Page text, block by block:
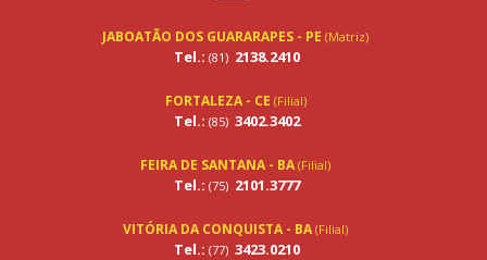
JABOATÃO DOS GUARARAPES - PE (Matriz)
Tel.: (81) 2138.2410
FORTALEZA - CE (Filial)
Tel.: (85) 3402.3402
FEIRA DE SANTANA - BA (Filial)
Tel.: (75) 2101.3777
VITÓRIA DA CONQUISTA - BA (Filial)
Tel.: (77) 3423.0210